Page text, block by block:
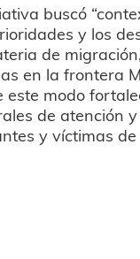
buscó
y los
de
en la frontera
este modo
de atención
y víctimas de